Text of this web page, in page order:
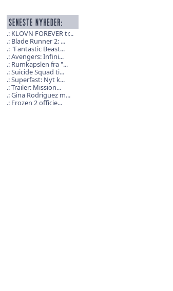
KLOVN FOREVER tr...
Blade Runner 2: ...
"Fantastic Beast...
Avengers: Infini...
Rumkapslen fra "...
Suicide Squad ti...
Superfast: Nyt k...
Trailer: Mission...
Gina Rodriguez m...
Frozen 2 officie...